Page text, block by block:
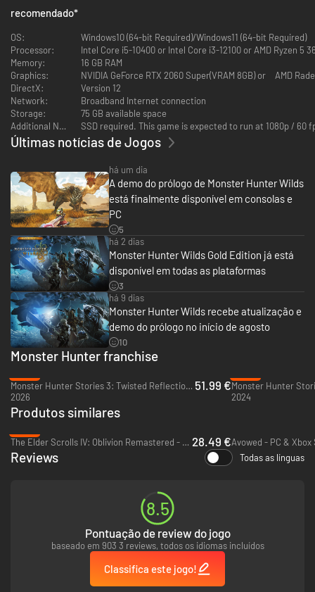
que você coleta durante sua caçada, conforme desvenda a conexão
entre as pessoas das Terras Proibidas e os locais que elas habitam.
A experiência de caça suprema espera por você em Monster Hunter
Wilds.
História
Há alguns anos, um jovem garoto chamado Nata foi resgatado na
fronteira das Terras Proibidas, uma região inexplorada que a Guilda ainda
precisava investigar.
Depois de ouvir a história do garoto sobre sua fuga solitária de um
monstro misterioso que atacou a vila dele, a Guilda organizou uma
expedição para as Terras Proibidas para investigar.
Ambientes dentro das Terras Proibidas mudam drasticamente com as
variações constantes e repentinas do clima. Durante o terrível Pousio e a
perigosa Inclemência, monstros ferozes sairão à caça em bandos, mas
durante os períodos de Fartura, a vida selvagem é rica e abundante.
Monstros
Os monstros que habitam esses ambientes foram forçados a se adaptar
às mudanças dinâmicas que ocorrem, usando suas características únicas
para sobreviver e prosperar.
Caçada
Conforme o mundo ao redor muda, também mudam os caçadores e suas
táticas. Não só os caçadores terão uma grande variedade de armas e
armaduras para escolher, mas a própria arte da caça evoluiu, com
caçadores aprendendo a antecipar o comportamento dos monstros e se
familiarizando com o meio ambiente.
Personagens
De parceiros de caça a membros companheiros da expedição, você
recomendado*
OS:
Windows10 (64-bit Required)/Windows11 (64-bit Required)
Processor:
Intel Core i5-10400 or Intel Core i3-12100 or AMD Ryzen 5
Memory:
16 GB RAM
Graphics:
DirectX:
Version 12
Network:
Broadband Internet connection
Storage:
75 GB available space
Additional Notes:
SSD required. This game is expected to run at 1080p /
Últimas notícias de Jogos
há um dia
A demo do prólogo de Monster Hunter Wilds
está finalmente disponível em consolas e
PC
5
há 2 dias
Monster Hunter Wilds Gold Edition já está
disponível em todas as plataformas
3
há 9 dias
Monster Hunter Wilds recebe atualização e
demo do prólogo no início de agosto
10
Monster Hunter franchise
Monster Hunter Stories 3: Twisted Reflection - PC (Steam)
2026
51.99 €Monster Hunter
2024
Produtos similares
The Elder Scrolls IV: Oblivion Remastered - PC (Steam) 28.49 €
Reviews Todas as línguas
8.5
Pontuação de review do jogo
baseado em 903 3 reviews, todos os idiomas incluídos
Classifica este jogo!